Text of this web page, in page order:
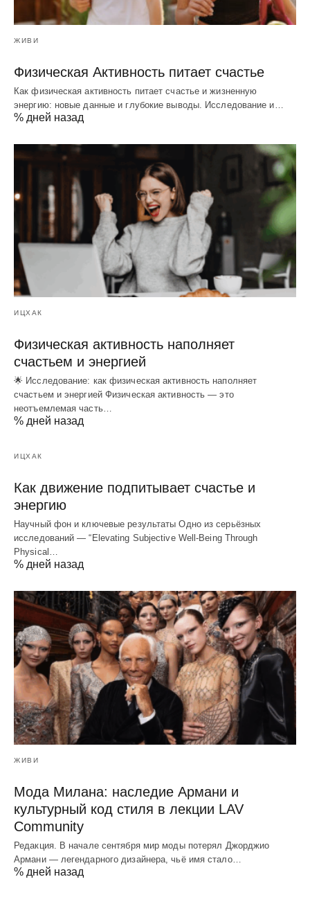
ЖИВИ
Физическая Активность питает счастье
Как физическая активность питает счастье и жизненную
энергию: новые данные и глубокие выводы. Исследование и…
% дней назад
ИЦХАК
Физическая активность наполняет
счастьем и энергией
🌟 Исследование: как физическая активность наполняет
счастьем и энергией Физическая активность — это
неотъемлемая часть…
% дней назад
ИЦХАК
Как движение подпитывает счастье и
энергию
Научный фон и ключевые результаты Одно из серьёзных
исследований — “Elevating Subjective Well‑Being Through
Physical…
% дней назад
ЖИВИ
Мода Милана: наследие Армани и
культурный код стиля в лекции LAV
Community
Редакция. В начале сентября мир моды потерял Джорджио
Армани — легендарного дизайнера, чьё имя стало…
% дней назад